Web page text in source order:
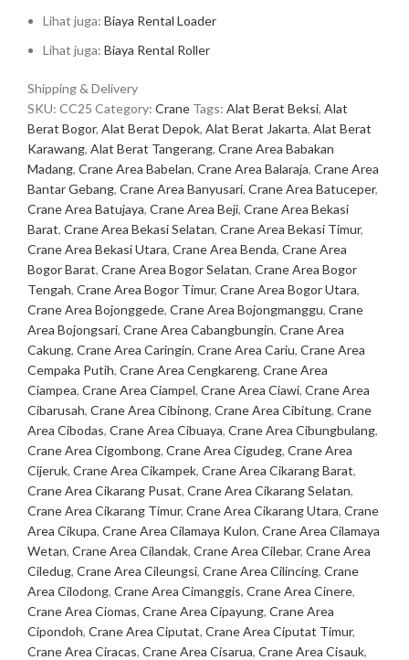
Lihat juga: Biaya Rental Loader
Lihat juga: Biaya Rental Roller
Shipping & Delivery
SKU: CC25 Category: Crane Tags: Alat Berat Beksi, Alat
Berat Bogor, Alat Berat Depok, Alat Berat Jakarta, Alat Berat
Karawang, Alat Berat Tangerang, Crane Area Babakan
Madang, Crane Area Babelan, Crane Area Balaraja, Crane Area
Bantar Gebang, Crane Area Banyusari, Crane Area Batuceper,
Crane Area Batujaya, Crane Area Beji, Crane Area Bekasi
Barat, Crane Area Bekasi Selatan, Crane Area Bekasi Timur,
Crane Area Bekasi Utara, Crane Area Benda, Crane Area
Bogor Barat, Crane Area Bogor Selatan, Crane Area Bogor
Tengah, Crane Area Bogor Timur, Crane Area Bogor Utara,
Crane Area Bojonggede, Crane Area Bojongmanggu, Crane
Area Bojongsari, Crane Area Cabangbungin, Crane Area
Cakung, Crane Area Caringin, Crane Area Cariu, Crane Area
Cempaka Putih, Crane Area Cengkareng, Crane Area
Ciampea, Crane Area Ciampel, Crane Area Ciawi, Crane Area
Cibarusah, Crane Area Cibinong, Crane Area Cibitung, Crane
Area Cibodas, Crane Area Cibuaya, Crane Area Cibungbulang,
Crane Area Cigombong, Crane Area Cigudeg, Crane Area
Cijeruk, Crane Area Cikampek, Crane Area Cikarang Barat,
Crane Area Cikarang Pusat, Crane Area Cikarang Selatan,
Crane Area Cikarang Timur, Crane Area Cikarang Utara, Crane
Area Cikupa, Crane Area Cilamaya Kulon, Crane Area Cilamaya
Wetan, Crane Area Cilandak, Crane Area Cilebar, Crane Area
Ciledug, Crane Area Cileungsi, Crane Area Cilincing, Crane
Area Cilodong, Crane Area Cimanggis, Crane Area Cinere,
Crane Area Ciomas, Crane Area Cipayung, Crane Area
Cipondoh, Crane Area Ciputat, Crane Area Ciputat Timur,
Crane Area Ciracas, Crane Area Cisarua, Crane Area Cisauk,